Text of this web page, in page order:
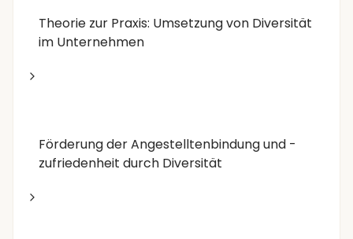
Theorie zur Praxis: Umsetzung von Diversität
im Unternehmen
Förderung der Angestelltenbindung und -
zufriedenheit durch Diversität